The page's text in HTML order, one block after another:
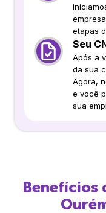
etapas
Seu
Após a
da sua
Agora,
e você
sua
Benefícios